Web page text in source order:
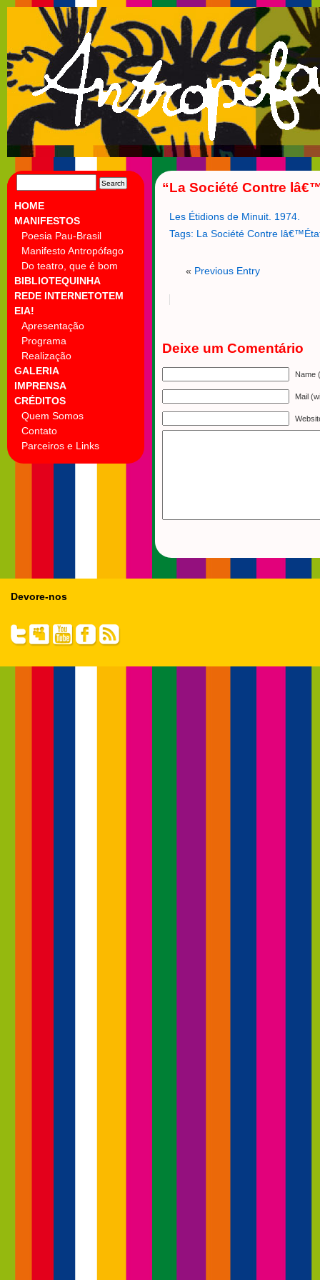
FOR:
HOME
MANIFESTOS
Poesia Pau-Brasil
Manifesto Antropófago
Do teatro, que é bom
BIBLIOTEQUINHA
REDE INTERNETOTEM
EIA!
Apresentação
Programa
Realização
GALERIA
IMPRENSA
CRÉDITOS
Quem Somos
Contato
Parceiros e Links
“La Société Contre
Les Étidions de Minuit. 1974.
Tags: La Société Contre
« Previous Entry
Deixe um Comentário
Name
Mail
Devore-nos